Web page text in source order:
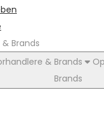
Brands
& Brands
Brands